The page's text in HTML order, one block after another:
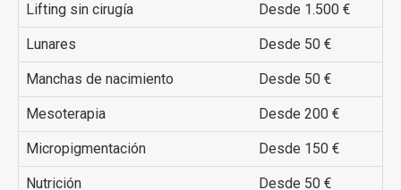
Lifting sin cirugía Desde 1.500 €
Lunares Desde 50 €
Manchas de nacimiento Desde 50 €
Mesoterapia Desde 200 €
Micropigmentación Desde 150 €
Nutrición Desde 50 €